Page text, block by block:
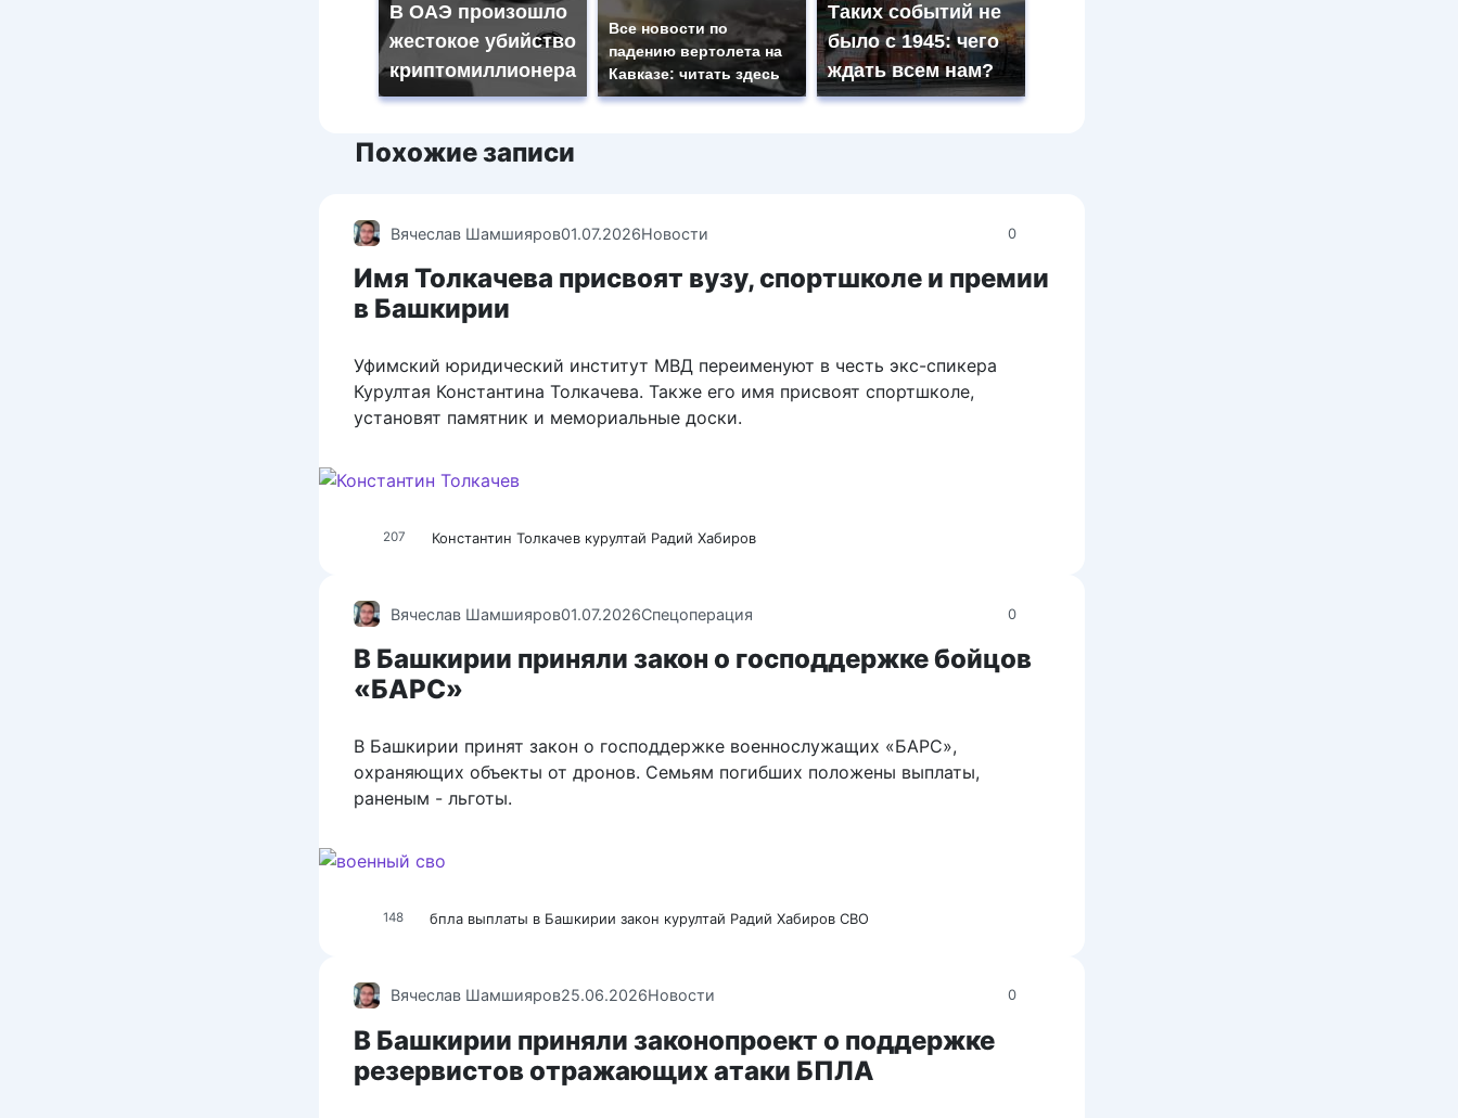
В ОАЭ произошло
жестокое убийство
криптомиллионера
Все новости по
падению вертолета на
Кавказе: читать здесь
Таких событий не
было с 1945: чего
ждать всем нам?
Похожие записи
0
Вячеслав Шамшияров01.07.2026Новости
Имя Толкачева присвоят вузу, спортшколе и премии
в Башкирии
Уфимский юридический институт МВД переименуют в честь экс-спикера
Курултая Константина Толкачева. Также его имя присвоят спортшколе,
установят памятник и мемориальные доски.
207 Константин Толкачев курултай Радий Хабиров
0
Вячеслав Шамшияров01.07.2026Спецоперация
В Башкирии приняли закон о господдержке бойцов
«БАРС»
В Башкирии принят закон о господдержке военнослужащих «БАРС»,
охраняющих объекты от дронов. Семьям погибших положены выплаты,
раненым - льготы.
148 бпла выплаты в Башкирии закон курултай Радий Хабиров СВО
0
Вячеслав Шамшияров25.06.2026Новости
В Башкирии приняли законопроект о поддержке
резервистов отражающих атаки БПЛА